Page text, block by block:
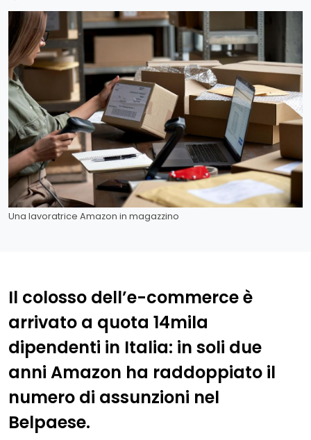
Una lavoratrice Amazon in magazzino
Il colosso dell’e-commerce è
arrivato a quota 14mila
dipendenti in Italia: in soli due
anni Amazon ha raddoppiato il
numero di assunzioni nel
Belpaese.